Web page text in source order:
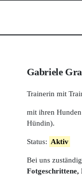
Gabriele
Trainerin mit
mit ihren
Hündin).
Status: Aktiv
Bei uns
Fotgeschrittene,